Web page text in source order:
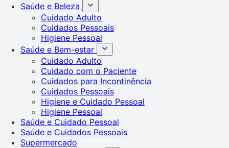
Saúde e Beleza
Cuidado Adulto
Cuidados Pessoais
Higiene Pessoal
Saúde e Bem-estar
Cuidado Adulto
Cuidado com o Paciente
Cuidados para Incontinência
Cuidados Pessoais
Higiene e Cuidado Pessoal
Higiene Pessoal
Saúde e Cuidado Pessoal
Saúde e Cuidados Pessoais
Supermercado